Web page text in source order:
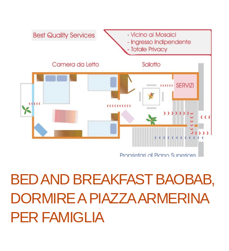
BED AND BREAKFAST BAOBAB,
DORMIRE A PIAZZA ARMERINA
PER FAMIGLIA